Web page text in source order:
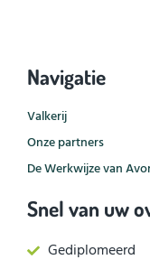
Navigatie
Valkerij
Onze partners
De Werkwijze van
Snel van uw
Gediplomeerd